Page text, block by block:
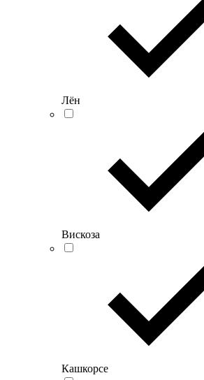
Лён
Вискоза
Кашкорсе